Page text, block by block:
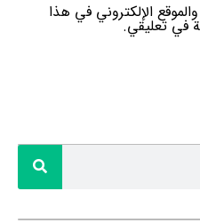
الإلكتروني في هذا
في تعليقي.